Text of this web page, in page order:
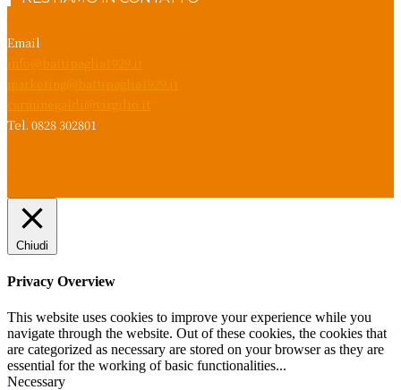
Email
Tel. 0828 302801
Chiudi
Privacy Overview
This website uses cookies to improve your experience while you
navigate through the website. Out of these cookies, the cookies that
are categorized as necessary are stored on your browser as they are
essential for the working of basic functionalities...
Necessary